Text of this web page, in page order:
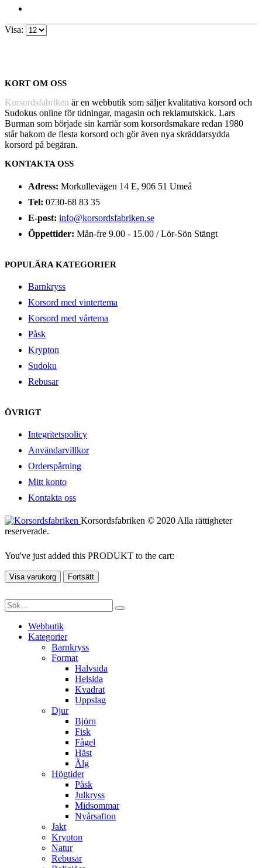
Visa:
KORT OM OSS
Korsordsfabriken är en webbutik som säljer kvalitativa korsord och
Sudokus online för tidningar, magasin och reklamutskick. Lars
Burman som började sin karriär som korsordsmakare redan 1980
står bakom de flesta korsord och gör även nya skräddarsydda
korsord på begäran.
KONTAKTA OSS
Adress: Morkullevägen 14 E, 906 51 Umeå
Tel: 0730-68 83 35
E-post: info@korsordsfabriken.se
Öppettider: Mån-fre 9.00 - 15.00 / Lör-Sön Stängt
POPULÄRA KATEGORIER
Barnkryss
Korsord med vintertema
Korsord med vårtema
Påsk
Krypton
Sudoku
Rebusar
ÖVRIGT
Integritetspolicy
Användarvillkor
Orderspårning
Mitt konto
Kontakta oss
Korsordsfabriken © 2020 Alla rättigheter
reserverade.
You've just added this PRODUKT to the cart:
Visa varukorg Fortsätt
Webbutik
Kategorier
Barnkryss
Format
Halvsida
Helsida
Kvadrat
Uppslag
Djur
Björn
Fisk
Fågel
Häst
Älg
Högtider
Påsk
Julkryss
Midsommar
Nyårsafton
Jakt
Krypton
Natur
Rebusar